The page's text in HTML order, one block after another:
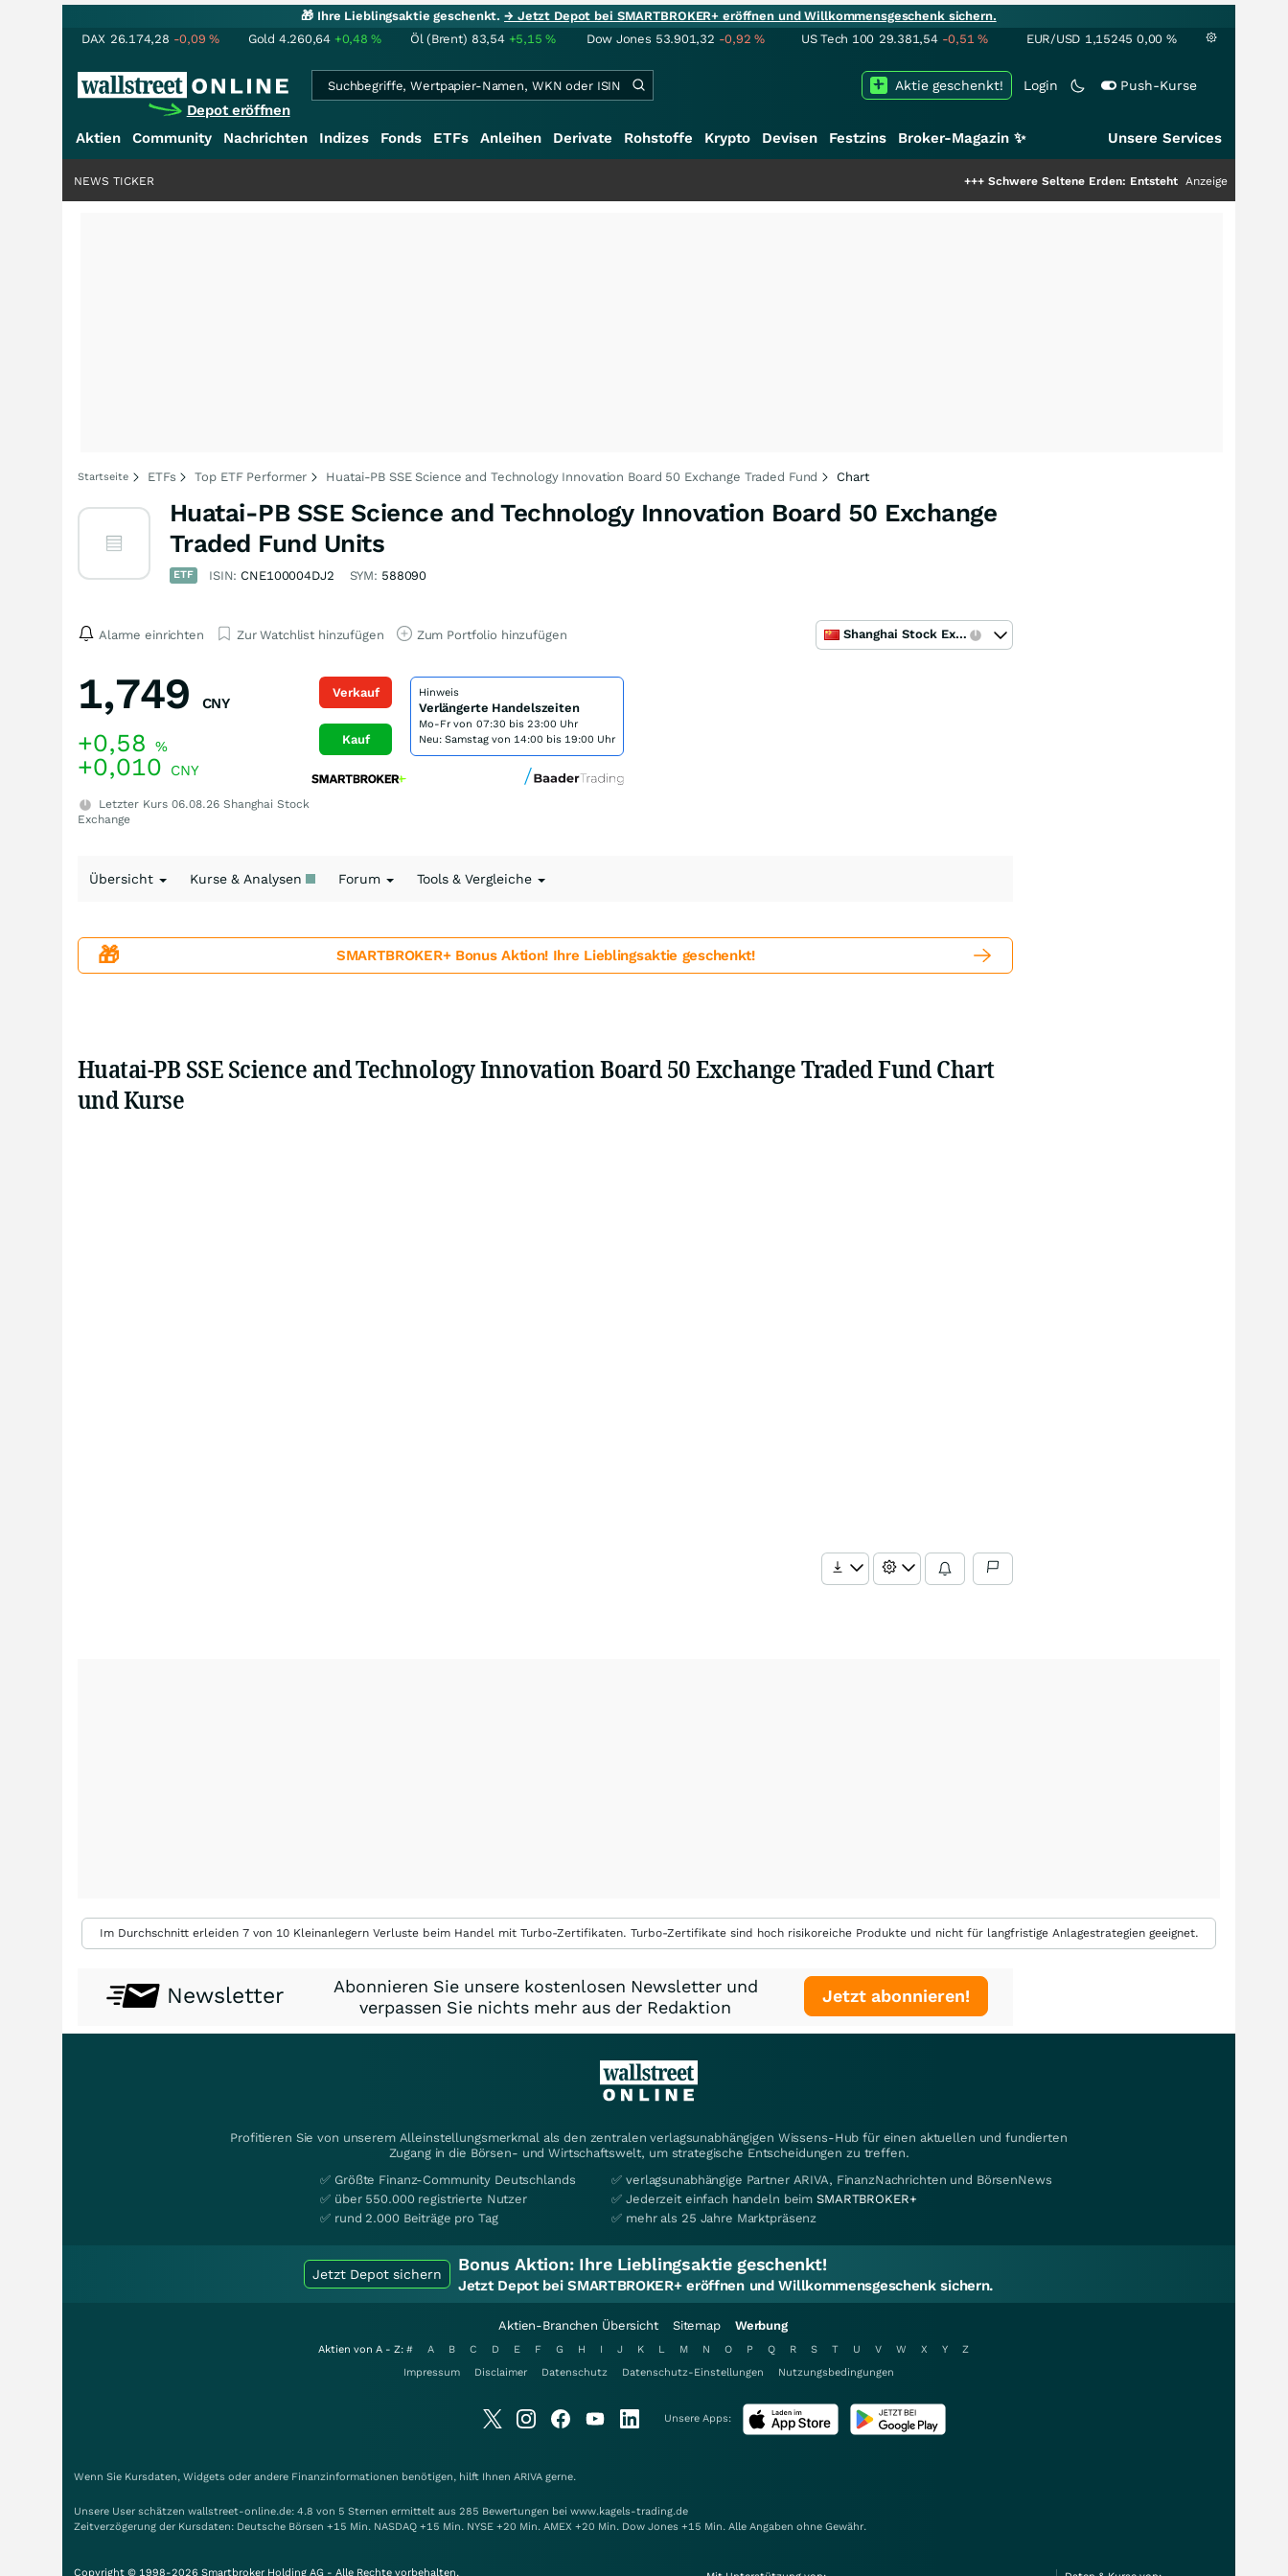
🎁 Ihre Lieblingsaktie geschenkt.→ Jetzt Depot bei SMARTBROKER+ eröffnen und Willkommensgeschenk sichern.
DAX 26.174,28 -0,09% Gold 4.260,64 +0,48% Öl (Brent) 83,54 +5,15% Dow Jones 53.901,32 -0,92% US Tech 100 29.381,54 -0,51% EUR/USD 1,15245 0,00 %
Depot eröffnen
Login Push-Kurse
Aktie geschenkt!
Aktien Community Nachrichten Indizes Fonds ETFs Anleihen Derivate Rohstoffe Krypto Devisen Festzins Broker-Magazin ✨ Unsere Services
Schwere Seltene Erden: Entsteht hier die nächste
Anzeige
NEWS TICKER
Startseite ETFs Top ETF Performer Huatai-PB SSE Science and Technology Innovation Board 50 Exchange Traded Fund Chart
Huatai-PB SSE Science and Technology Innovation Board 50 Exchange
Traded Fund Units
ETF ISIN: CNE100004DJ2 SYM: 588090
Alarme einrichten Zur Watchlist hinzufügen Zum Portfolio hinzufügen Shanghai Stock Exchange
1,749 CNY
+0,58 %
+0,010 CNY
Letzter Kurs 06.08.26 Shanghai Stock
Exchange
Verkauf
Kauf
Hinweis
Verlängerte Handelszeiten
Mo-Fr von 07:30 bis 23:00 Uhr
Neu: Samstag von 14:00 bis 19:00 Uhr
Übersicht Kurse & Analysen Forum Tools & Vergleiche
🎁 SMARTBROKER+ Bonus Aktion! Ihre Lieblingsaktie geschenkt!
Huatai-PB SSE Science and Technology Innovation Board 50 Exchange Traded Fund Chart
und Kurse
Im Durchschnitt erleiden 7 von 10 Kleinanlegern Verluste beim Handel mit Turbo-Zertifikaten. Turbo-Zertifikate sind hoch risikoreiche Produkte und nicht für langfristige Anlagestrategien geeignet.
Newsletter
Abonnieren Sie unsere kostenlosen Newsletter und
verpassen Sie nichts mehr aus der Redaktion
Jetzt abonnieren!
Profitieren Sie von unserem Alleinstellungsmerkmal als den zentralen verlagsunabhängigen Wissens-Hub für einen aktuellen und fundierten
Zugang in die Börsen- und Wirtschaftswelt, um strategische Entscheidungen zu treffen.
✅ Größte Finanz-Community Deutschlands
✅ über 550.000 registrierte Nutzer
✅ rund 2.000 Beiträge pro Tag
✅ verlagsunabhängige Partner ARIVA, FinanzNachrichten und BörsenNews
✅ Jederzeit einfach handeln beimSMARTBROKER+
✅ mehr als 25 Jahre Marktpräsenz
Jetzt Depot sichern Bonus Aktion: Ihre Lieblingsaktie geschenkt!
Jetzt Depot bei SMARTBROKER+ eröffnen und Willkommensgeschenk sichern.
Aktien-Branchen Übersicht Sitemap Werbung
Aktien von A - Z: # A B C D E F G H I J K L M N O P Q R S T U V W X Y
Z
Impressum
Disclaimer Datenschutz Datenschutz-Einstellungen Nutzungsbedingungen
Unsere Apps:
Wenn Sie Kursdaten, Widgets oder andere Finanzinformationen benötigen, hilft Ihnen ARIVA gerne.
Unsere User schätzen wallstreet-online.de: 4.8 von 5 Sternen ermittelt aus 285 Bewertungen bei www.kagels-trading.de
Zeitverzögerung der Kursdaten: Deutsche Börsen +15 Min. NASDAQ +15 Min. NYSE +20 Min. AMEX +20 Min. Dow Jones +15 Min. Alle Angaben ohne Gewähr.
Copyright © 1998-2026 Smartbroker Holding AG - Alle Rechte vorbehalten.